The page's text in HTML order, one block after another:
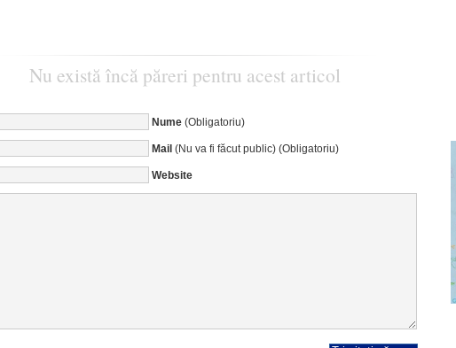
Nu există încă păreri pentru acest articol
Nume(Obligatoriu)
Mail(Nu va fi făcut public) (Obligatoriu)
Website